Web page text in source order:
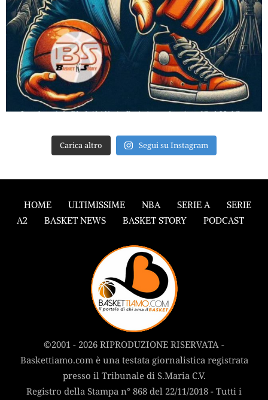
Carica altro Segui su Instagram
HOME ULTIMISSIME NBA SERIE A
SERIE
A2
BASKET NEWS BASKET STORY PODCAST
©2001 - 2026 RIPRODUZIONE RISERVATA -
Baskettiamo.com è una testata giornalistica registrata
presso il Tribunale di S.Maria C.V.
Registro della Stampa n° 868 del 22/11/2018 - Tutti i